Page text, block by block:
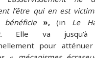
l’être qui en est
», (in Le
Elle va jusqu’à
pour